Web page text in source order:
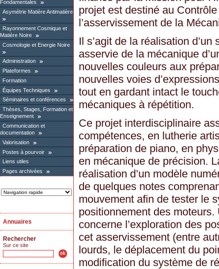
Fondamentales
Asymétrie Matière Antimatière
Rayonnement Cosmique et
Matière Noire
Cosmologie et Energie Noire
Administration
Plateformes
Formation
Équipes Techniques
Séminaires et conférences
Thèses, Stages, Formation et
Enseignement
Communication et
documentation
Valorisation
Postes à pourvoir
Liens utiles
Pages archivées
Annuaires
Rechercher
Sur ce site
projet est destiné au
l’asservissement de la
Il s’agit de la réalisation
asservie de la mécanique
nouvelles couleurs aux
nouvelles voies
tout en gardant intact le
mécaniques à répétition.
Ce projet interdisciplinaire
compétences, en lutherie
préparation de piano, en
en mécanique de précision.
réalisation d’un modèle
de quelques notes
mouvement afin de tester le
positionnement des
concerne l’exploration des
cet asservissement (entre
lourds, le déplacement du
modification du système de